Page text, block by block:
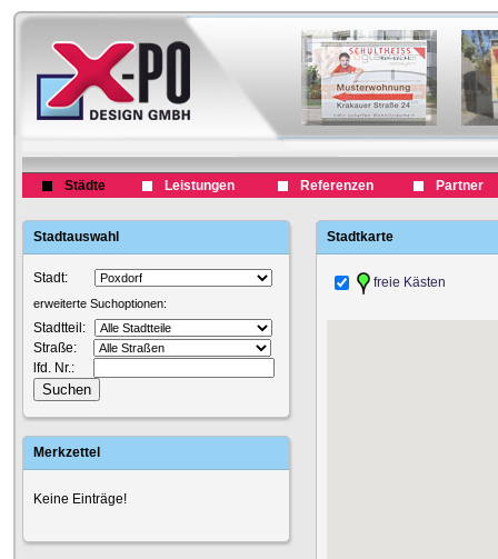
Städte Leistungen Referenzen Partner
Stadtauswahl
Stadt:
erweiterte Suchoptionen:
Stadtteil:
Straße:
lfd. Nr.:
Merkzettel
Keine Einträge!
Stadtkarte
freie Kästen